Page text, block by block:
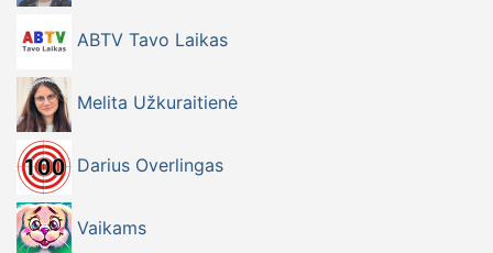
ABTV Tavo Laikas
Melita Užkuraitienė
Darius Overlingas
Vaikams